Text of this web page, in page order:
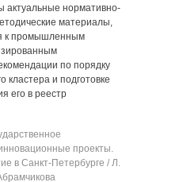
актуальные нормативно-
материалы,
к промышленным
по порядку
и подготовке
его в реестр
проекты.
в Санкт-Петербурге / Л.